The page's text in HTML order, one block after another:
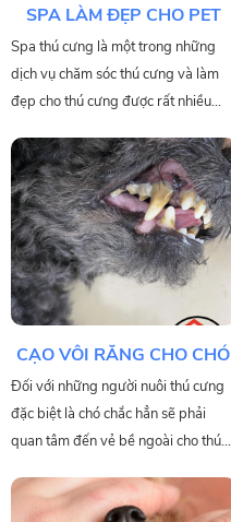
SPA LÀM ĐẸP CHO PET
Spa thú cưng là một trong những
dịch vụ chăm sóc thú cưng và làm
đẹp cho thú cưng được rất nhiều
cưng của mình. Dr.Eopi địa chỉ spa
thú cưng quận 12 uy tín.
CẠO VÔI RĂNG CHO CHÓ
Đối với những người nuôi thú cưng
đặc biệt là chó chắc hẳn sẽ phải
quan tâm đến vẻ bề ngoài cho thú
sạch sẽ, cắt tỉa lông,...